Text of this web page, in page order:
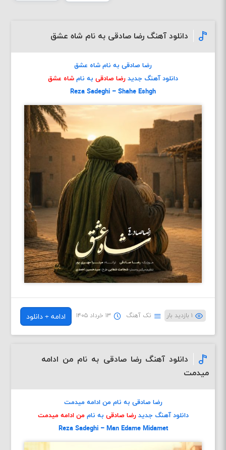
دانلود آهنگ رضا صادقی به نام شاه عشق
رضا صادقی به نام شاه عشق
دانلود آهنگ جدید رضا صادقی به نام شاه عشق
Reza Sadeghi – Shahe Eshgh
۱ بازدید بار تک آهنگ ۱۳ خرداد ۱۴۰۵ ادامه + دانلود
دانلود آهنگ رضا صادقی به نام من ادامه
میدمت
رضا صادقی به نام من ادامه میدمت
دانلود آهنگ جدید رضا صادقی به ناممن ادامه میدمت
Reza Sadeghi – Man Edame Midamet